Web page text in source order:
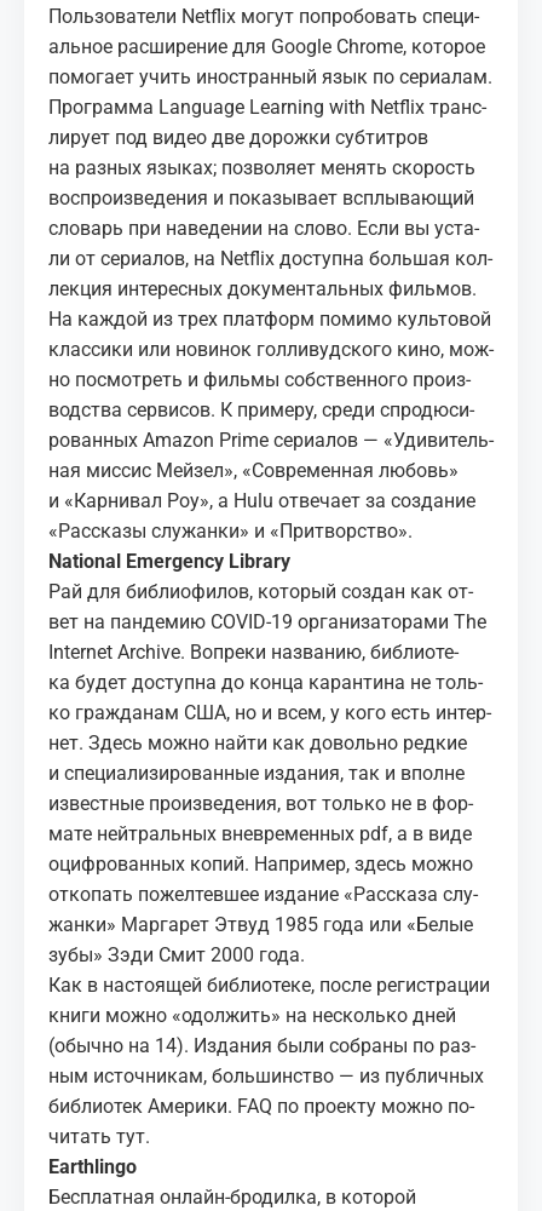
Поль­зо­ва­те­ли Net­flix мо­гут по­про­бо­вать спе­ци­
аль­ное рас­ши­ре­ние для Google Chrome, ко­то­рое
по­мо­га­ет учить ино­стран­ный язык по се­ри­а­лам.
Про­грам­ма Lan­guage Learn­ing with Net­flix транс­
ли­ру­ет под ви­део две до­рож­ки суб­тит­ров
на раз­ных язы­ках; поз­во­ля­ет ме­нять ско­рость
вос­про­из­ве­де­ния и по­ка­зы­ва­ет всплы­ва­ю­щий
сло­варь при на­ве­де­нии на сло­во. Если вы уста­
ли от се­ри­а­лов, на Net­flix до­ступ­на боль­шая кол­
лек­ция ин­те­рес­ных до­ку­мен­таль­ных филь­мов.
На каж­дой из трех плат­форм по­ми­мо куль­то­вой
клас­си­ки или но­ви­нок гол­ли­вуд­ско­го кино, мож­
но по­смот­реть и филь­мы соб­ствен­но­го про­из­
вод­ства сер­ви­сов. К при­ме­ру, сре­ди спро­дю­си­
ро­ван­ных Ama­zon Prime се­ри­а­лов — «Уди­ви­тель­
ная мис­сис Мей­зел», «Со­вре­мен­ная лю­бовь»
и «Кар­ни­вал Роу», а Hulu от­ве­ча­ет за со­зда­ние
«Рас­ска­зы слу­жан­ки» и «При­твор­ство».
Na­tional Emer­gency Li­brary
Рай для биб­лио­фи­лов, ко­то­рый со­здан как от­
вет на пан­де­мию COVID-19 ор­га­ни­за­то­ра­ми The
In­ter­net Archive. Во­пре­ки на­зва­нию, биб­лио­те­
ка бу­дет до­ступ­на до кон­ца ка­ран­ти­на не толь­
ко граж­да­нам США, но и всем, у кого есть ин­тер­
нет. Здесь мож­но най­ти как до­воль­но ред­кие
и спе­ци­а­ли­зи­ро­ван­ные из­да­ния, так и вполне
из­вест­ные про­из­ве­де­ния, вот толь­ко не в фор­
ма­те ней­траль­ных вне­вре­мен­ных pdf, а в виде
оциф­ро­ван­ных ко­пий. На­при­мер, здесь мож­но
от­ко­пать по­жел­тев­шее из­да­ние «Рас­ска­за слу­
жан­ки» Мар­га­рет Этвуд 1985 года или « Бе­лые
зубы» Зэди Смит 2000 года.
Как в на­сто­я­щей биб­лио­те­ке, по­сле ре­ги­стра­ции
кни­ги мож­но «одол­жить» на несколь­ко дней
(обыч­но на 14). Из­да­ния были со­бра­ны по раз­
ным ис­точ­ни­кам, боль­шин­ство — из пуб­лич­ных
биб­лио­тек Аме­ри­ки. FAQ по про­ек­ту мож­но по­
чи­тать тут.
Earth­lingo
Бес­плат­ная он­лайн-бро­дил­ка, в ко­то­рой